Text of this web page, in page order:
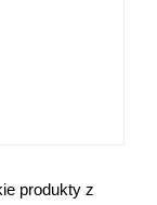
produkty z